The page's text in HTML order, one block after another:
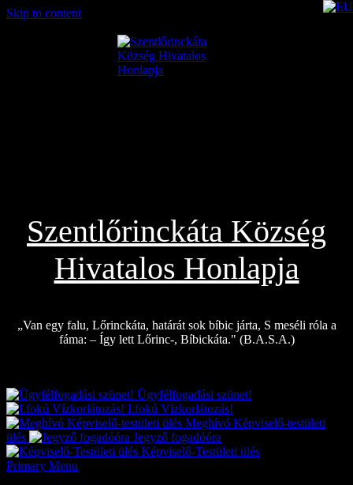
Skip to content
Szentlőrinckáta Község
Hivatalos Honlapja
„Van egy falu, Lőrinckáta, határát sok bíbic járta, S meséli róla a
fáma: – Így lett Lőrinc-, Bíbickáta." (B.A.S.A.)
Ügyfélfogadási szünet!
I.fokú Vízkorlátozás!
Meghívó Képviselő-testületi
ülés
Jegyző fogadóóra
Képviselő-Testületi ülés
Primary Menu